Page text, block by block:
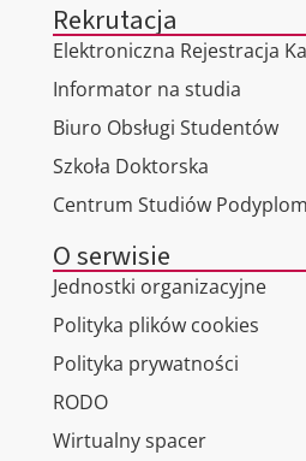
Rekrutacja
Elektroniczna Rejestracja
Informator na studia
Biuro Obsługi Studentów
Szkoła Doktorska
Centrum Studiów
O serwisie
Jednostki organizacyjne
Polityka plików cookies
Polityka prywatności
RODO
Wirtualny spacer